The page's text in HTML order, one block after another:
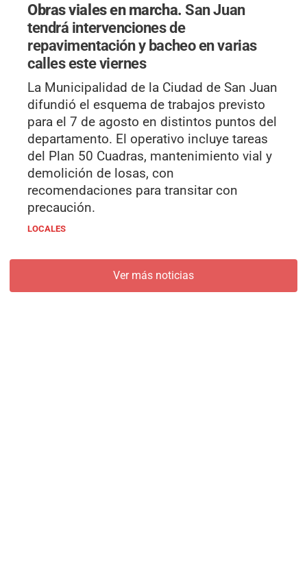
Obras viales en marcha.San Juan
tendrá intervenciones de
repavimentación y bacheo en varias
calles este viernes
La Municipalidad de la Ciudad de San Juan
difundió el esquema de trabajos previsto
para el 7 de agosto en distintos puntos del
departamento. El operativo incluye tareas
del Plan 50 Cuadras, mantenimiento vial y
demolición de losas, con
recomendaciones para transitar con
precaución.
LOCALES
Ver más noticias